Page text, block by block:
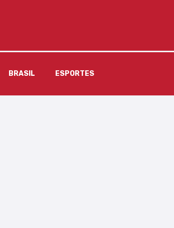
BRASIL ESPORTES